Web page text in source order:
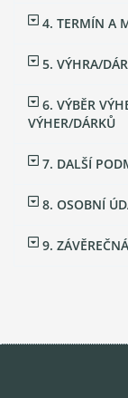
4. TERMÍN A
5. VÝHRA/
6. VÝBĚR
VÝHER/DÁRKŮ
7. DALŠÍ
8. OSOBNÍ
9.